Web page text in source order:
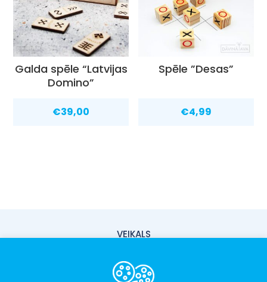
Galda spēle “Latvijas
Domino”
€39,00
Spēle ”Desas”
€4,99
VEIKALS